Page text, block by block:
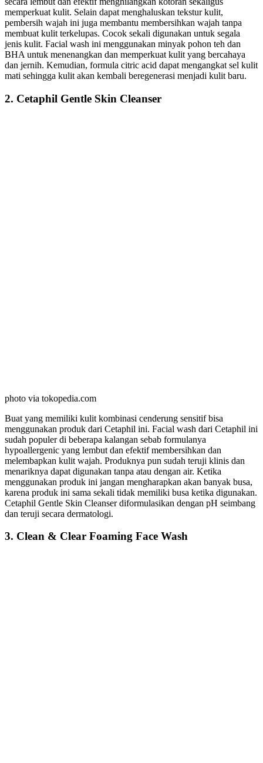
memperkuat kulit. Selain dapat menghaluskan tekstur kulit,
pembersih wajah ini juga membantu membersihkan wajah tanpa
membuat kulit terkelupas. Cocok sekali digunakan untuk segala
jenis kulit. Facial wash ini menggunakan minyak pohon teh dan
BHA untuk menenangkan dan memperkuat kulit yang bercahaya
dan jernih. Kemudian, formula citric acid dapat mengangkat sel kulit
mati sehingga kulit akan kembali beregenerasi menjadi kulit baru.
2. Cetaphil Gentle Skin Cleanser
photo via tokopedia.com
Buat yang memiliki kulit kombinasi cenderung sensitif bisa
menggunakan produk dari Cetaphil ini. Facial wash dari Cetaphil ini
sudah populer di beberapa kalangan sebab formulanya
hypoallergenic yang lembut dan efektif membersihkan dan
melembapkan kulit wajah. Produknya pun sudah teruji klinis dan
menariknya dapat digunakan tanpa atau dengan air. Ketika
menggunakan produk ini jangan mengharapkan akan banyak busa,
karena produk ini sama sekali tidak memiliki busa ketika digunakan.
Cetaphil Gentle Skin Cleanser diformulasikan dengan pH seimbang
dan teruji secara dermatologi.
3. Clean & Clear Foaming Face Wash